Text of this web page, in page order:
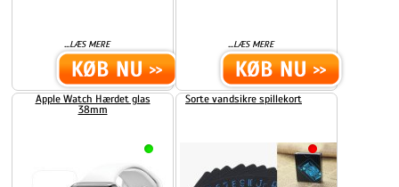
...LÆS MERE ...LÆS MERE
Apple Watch Hærdet glas
38mm
Sorte vandsikre spillekort